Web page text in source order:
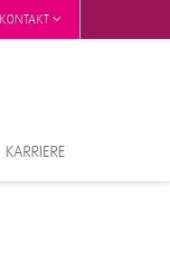
KONTAKT
KARRIERE